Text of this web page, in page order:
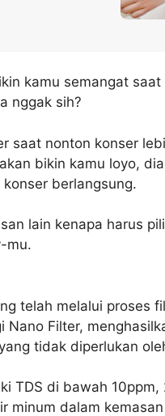
kamu semangat
nggak sih?
saat nonton konser
bikin kamu loyo,
berlangsung.
lain kenapa harus
mu.
telah melalui proses
Nano Filter,
tidak diperlukan
TDS di bawah
minum dalam